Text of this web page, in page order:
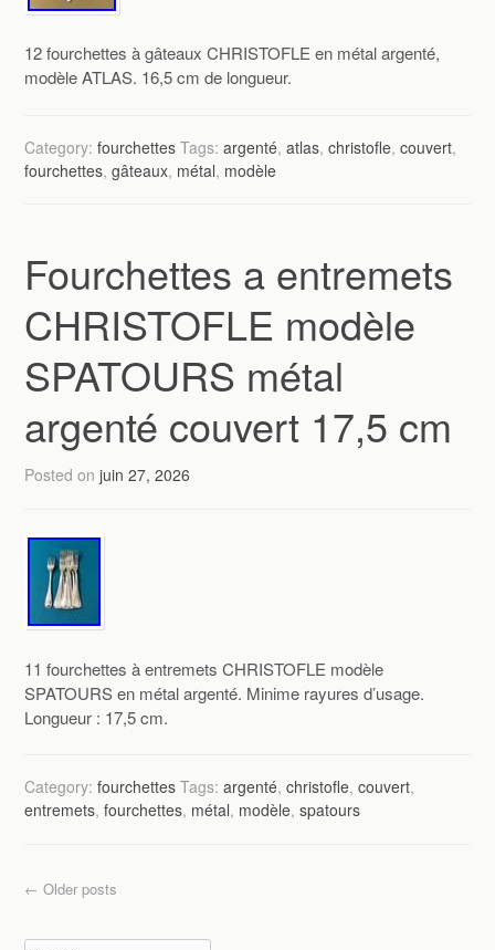
12 fourchettes à gâteaux CHRISTOFLE en métal argenté,
modèle ATLAS. 16,5 cm de longueur.
Category:fourchettes Tags:argenté,atlas,christofle,couvert,
fourchettes,gâteaux, métal, modèle
Fourchettes a entremets
CHRISTOFLE modèle
SPATOURS métal
argenté couvert 17,5 cm
Posted onjuin 27, 2026
11 fourchettes à entremets CHRISTOFLE modèle
SPATOURS en métal argenté. Minime rayures d’usage.
Longueur : 17,5 cm.
Category:fourchettes Tags:argenté,christofle,couvert,
entremets,fourchettes, métal, modèle,spatours
Post navigation
← Older posts